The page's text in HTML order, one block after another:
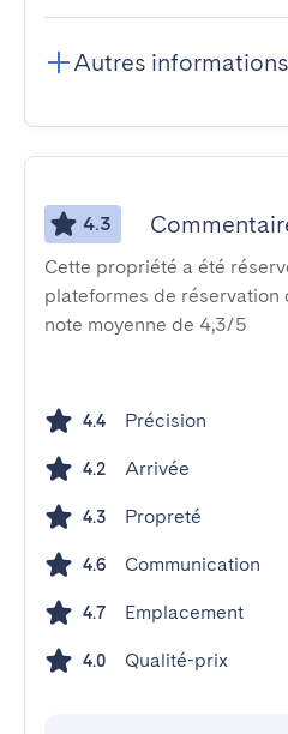
Autres informations
4.3
Cette propriété a été
plateformes de réservation
note moyenne de 4,3/5
4.4 Précision
4.2 Arrivée
4.3 Propreté
4.6 Communication
4.7 Emplacement
4.0 Qualité-prix